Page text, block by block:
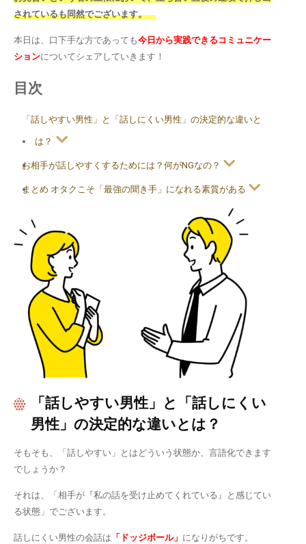
されているも同然でございます。
本日は、口下手な方であっても今日から実践できるコミュニケー
ションについてシェアしていきます！
目次
「話しやすい男性」と「話しにくい男性」の決定的な違いと
は？
お相手が話しやすくするためには？何がNGなの？
まとめ オタクこそ「最強の聞き手」になれる素質がある
「話しやすい男性」と「話しにくい
男性」の決定的な違いとは？
そもそも、「話しやすい」とはどういう状態か、言語化できます
でしょうか？
それは、「相手が『私の話を受け止めてくれている』と感じてい
る状態」でございます。
話しにくい男性の会話は 「ドッジボール」 になりがちです。